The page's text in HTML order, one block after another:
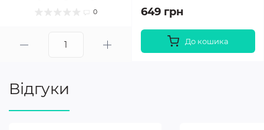
0 649 грн
До кошика
Відгуки